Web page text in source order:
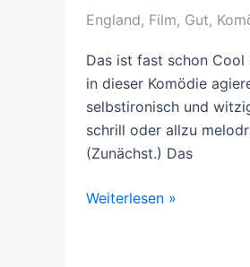
Biography,
von
Charlotte
Chandler
(2002)
–
England, Film, Gut,
Das ist fast schon Cool
in dieser Komödie
selbstironisch und
schrill oder allzu
(Zunächst.) Das
Kritik
Weiterlesen »